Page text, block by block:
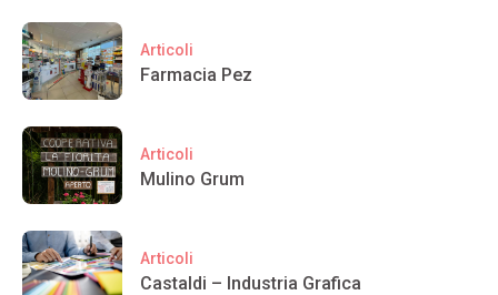
Articoli
Farmacia Pez
Articoli
Mulino Grum
Articoli
Castaldi – Industria Grafica